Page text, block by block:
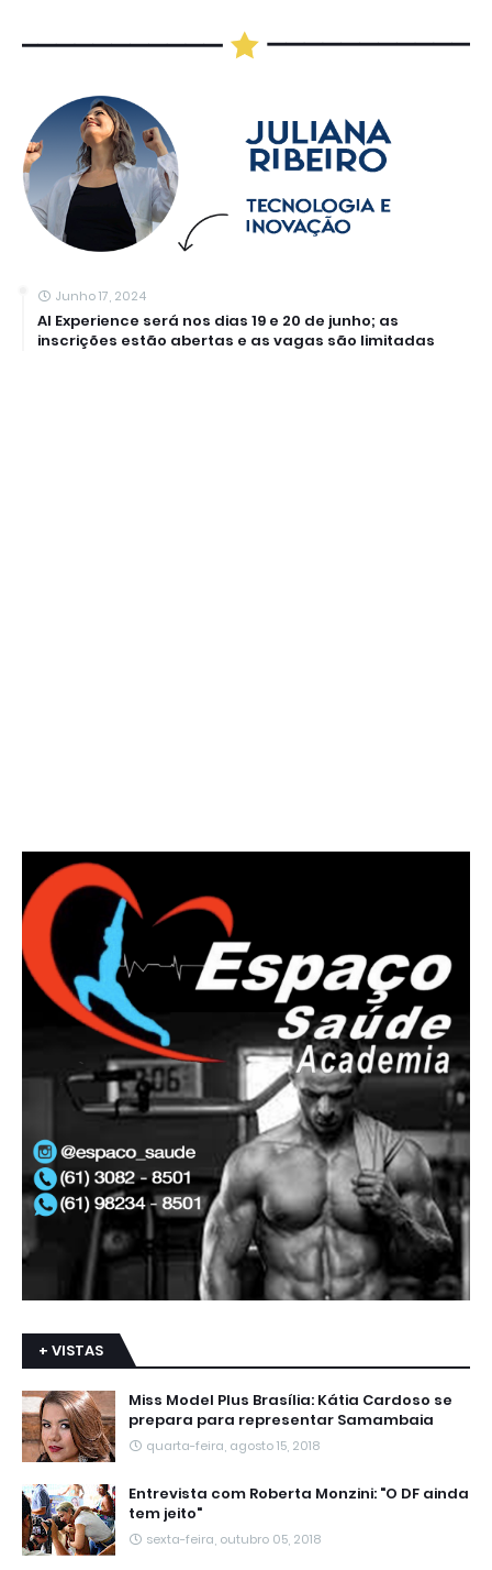
Junho 17, 2024
AI Experience será nos dias 19 e 20 de junho; as
inscrições estão abertas e as vagas são limitadas
+ VISTAS
Miss Model Plus Brasília: Kátia Cardoso se
prepara para representar Samambaia
quarta-feira, agosto 15, 2018
Entrevista com Roberta Monzini: "O DF ainda
tem jeito"
sexta-feira, outubro 05, 2018